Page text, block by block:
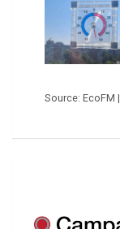
Source: EcoFM |